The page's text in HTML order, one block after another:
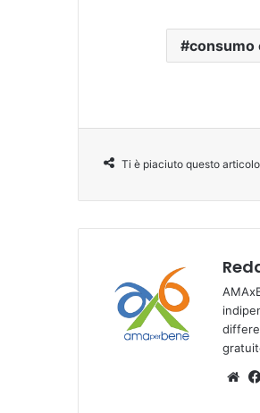
consumo
Ti è piaciuto questo
We